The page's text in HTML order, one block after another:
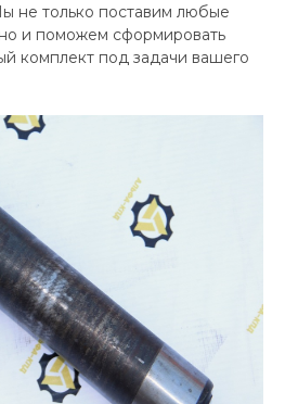
не только поставим любые
и поможем сформировать
комплект под задачи вашего